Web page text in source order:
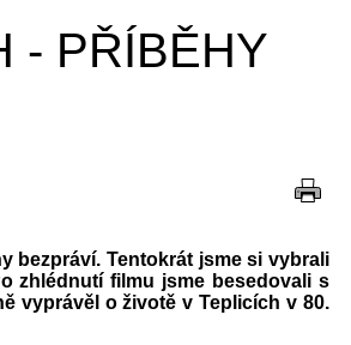
- PŘÍBĚHY
bezpráví. Tentokrát jsme si vybrali
zhlédnutí filmu jsme besedovali s
vyprávěl o životě v Teplicích v 80.